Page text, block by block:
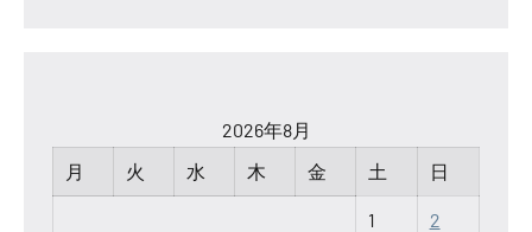
2026年8月
月
火 水 木 金 土 日
1 2